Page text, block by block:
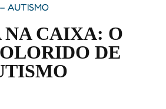
AUTISMO
CAIXA: O
DE